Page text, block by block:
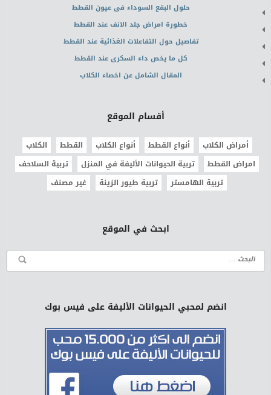
حلول البقع السوداء فى عيون القطط
خطورة امراض جلد الانف عند القطط
تفاصيل حول التفاعلات الغذائية عند القطط
كل ما يخص داء السكرى عند القطط
المقال الشامل عن اخصاء الكلاب
أقسام الموقع
أمراض الكلاب أنواع القطط أنواع الكلاب القطط
الكلاب
امراض القطط
تربية الحيوانات الأليفة في المنزل
تربية السلاحف
تربية الهامستر
تربية طيور الزينة غير مصنف
ابحث في الموقع
انضم لمحبي الحيوانات الأليفة على فيس بوك